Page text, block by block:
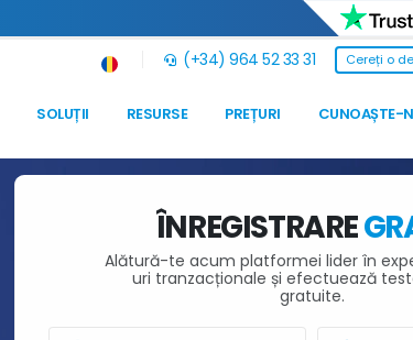
(+34) 964 52 33 31 Cereți o
SOLUȚII RESURSE PREȚURI CUNOAȘTE-
ÎNREGISTRARE
Alătură-te acum platformei lider în
uri tranzacționale și efectuează
gratuite.